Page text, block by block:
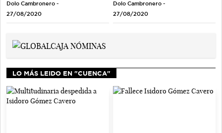
Dolo Cambronero -
27/08/2020
Dolo Cambronero -
27/08/2020
LO MÁS LEIDO EN "CUENCA"